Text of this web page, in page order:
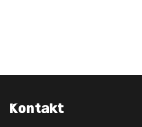
Kontakt